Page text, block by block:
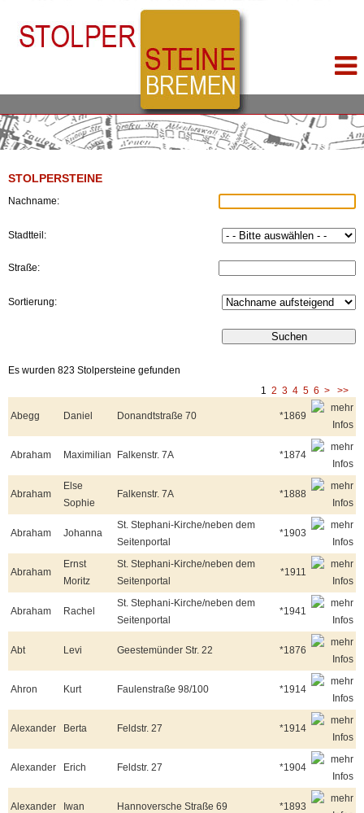
STOLPERSTEINE
Nachname:
Stadtteil:
Straße:
Sortierung:
Es wurden 823 Stolpersteine gefunden
1 2 3 4 5 6 > >>
Abegg Daniel Donandtstraße 70 *1869
Abraham Maximilian Falkenstr. 7A *1874
Abraham
Else
Sophie
Falkenstr. 7A *1888
Abraham Johanna
St. Stephani-Kirche/neben dem
Seitenportal
*1903
Abraham
Ernst
Moritz
St. Stephani-Kirche/neben dem
Seitenportal
*1911
Abraham Rachel
St. Stephani-Kirche/neben dem
Seitenportal
*1941
Abt Levi Geestemünder Str. 22 *1876
Ahron Kurt Faulenstraße 98/100 *1914
Alexander Berta Feldstr. 27 *1914
Alexander Erich Feldstr. 27 *1904
Alexander Iwan Hannoversche Straße 69 *1893